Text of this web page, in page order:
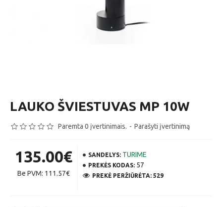
LAUKO ŠVIESTUVAS MP 10W
Paremta 0 įvertinimais. - Parašyti įvertinimą
135.00€
Be PVM: 111.57€
SANDELYS: TURIME
PREKĖS KODAS: 57
PREKĖ PERŽIŪRĖTA: 529